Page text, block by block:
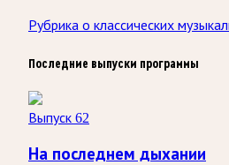
Рубрика о классических
Последние выпуски программы
Выпуск 62
На последнем дыхании